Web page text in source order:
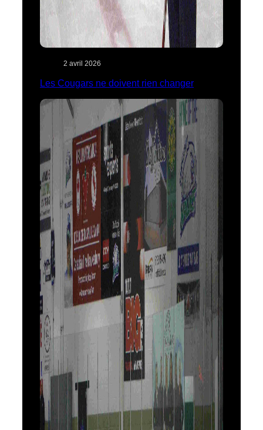
2 avril 2026
Les Cougars ne doivent rien changer